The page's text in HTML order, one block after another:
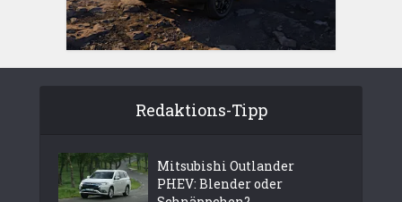
Redaktions-Tipp
Mitsubishi Outlander
PHEV: Blender oder